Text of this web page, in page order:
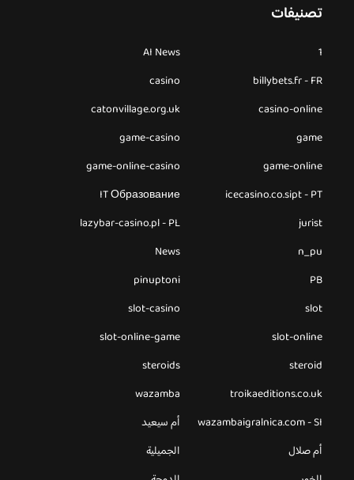
تصنيفات
1
AI News
billybets.fr - FR
casino
casino-online
catonvillage.org.uk
game
game-casino
game-online
game-online-casino
icecasino.co.sipt - PT
IT Образование
jurist
lazybar-casino.pl - PL
n_pu
News
PB
pinuptoni
slot
slot-casino
slot-online
slot-online-game
steroid
steroids
troikaeditions.co.uk
wazamba
wazambaigralnica.com - SI
أم سيعيد
أم صلال
الجميلية